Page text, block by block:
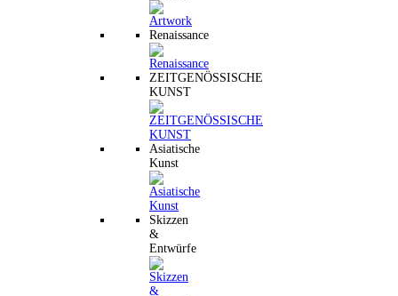
Renaissance
ZEITGENÖSSISCHE
KUNST
Asiatische
Kunst
Skizzen
&
Entwürfe